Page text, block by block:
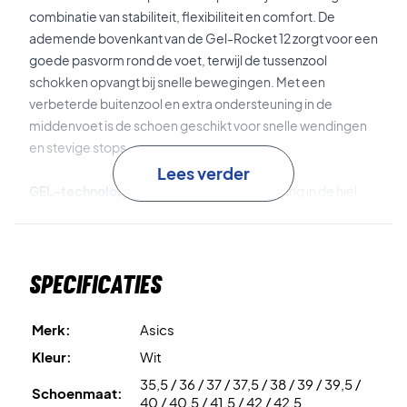
combinatie van stabiliteit, flexibiliteit en comfort. De
ademende bovenkant van de Gel-Rocket 12 zorgt voor een
goede pasvorm rond de voet, terwijl de tussenzool
schokken opvangt bij snelle bewegingen. Met een
verbeterde buitenzool en extra ondersteuning in de
middenvoet is de schoen geschikt voor snelle wendingen
en stevige stops.
GEL-technologie
– Effectieve schokdemping in de hiel
die controle verbetert en de kans op verdraaiingen
zool zorgen voor ventilatie en meer bewegingsvrijheid op
de baan.
Lees verder
Specificaties
Merk:
Asics
Kleur:
Wit
Schoenmaat:
35,5 / 36 / 37 / 37,5 / 38 / 39 / 39,5 /
40 / 40,5 / 41,5 / 42 / 42,5